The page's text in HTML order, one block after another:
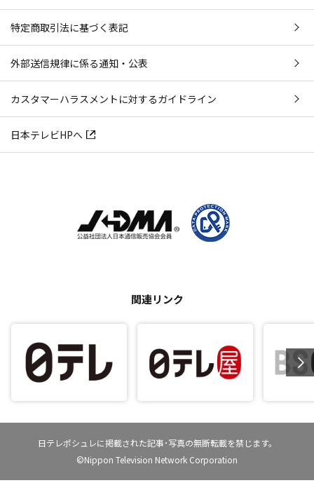
特定商取引法に基づく表記
外部送信規律に係る通知・公表
カスタマーハラスメントに対するガイドライン
日本テレビHPへ
関連リンク
日テレポシュレに掲載された記事･写真の無断転載を禁じます。
©Nippon Television Network Corporation